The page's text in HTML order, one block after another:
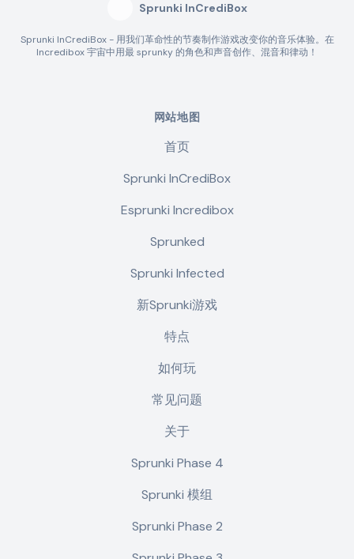
Sprunki InCrediBox
Sprunki InCrediBox - 用我们革命性的节奏制作游戏改变你的音乐体验。在
Incredibox 宇宙中用最 sprunky 的角色和声音创作、混音和律动！
网站地图
首页
Sprunki InCrediBox
Esprunki Incredibox
Sprunked
Sprunki Infected
新Sprunki游戏
特点
如何玩
常见问题
关于
Sprunki Phase 4
Sprunki 模组
Sprunki Phase 2